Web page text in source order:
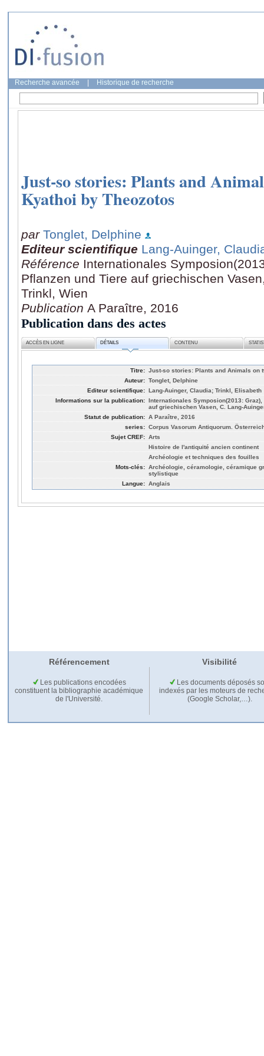
Recherche avancée Historique de recherche
Just-so stories: Plants and
Kyathoi by Theozotos
par Tonglet, Delphine
Editeur scientifique Lang-Auinger,
Référence Internationales
Pflanzen und Tiere auf griechischen
Trinkl, Wien
Publication A Paraître, 2016
Publication dans des actes
ACCÈS EN LIGNE DÉTAILS CONTENU
Titre: Just-so stories: Plants and Animals on
Auteur: Tonglet, Delphine
Editeur scientifique: Lang-Auinger, Claudia; Trinkl, Elisabeth
Informations sur la publication: Internationales Symposion(2013: Graz),
auf griechischen Vasen, C. Lang-
Statut de publication: A Paraître, 2016
series: Corpus Vasorum Antiquorum.
Sujet CREF: Arts
Histoire de l'antiquité ancien continent
Archéologie et techniques des fouilles
Mots-clés: Archéologie, céramologie, céramique
stylistique
Langue: Anglais
Référencement Visibilité
Les publications encodées
constituent la bibliographie académique
de l'Université.
Les documents déposés
indexés par les moteurs de
(Google Scholar,…).